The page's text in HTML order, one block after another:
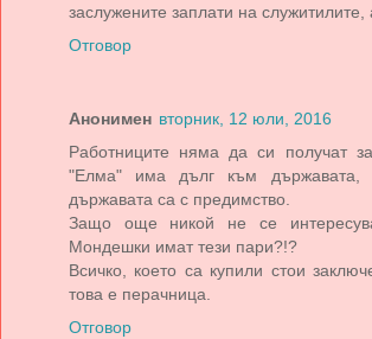
заслужените заплати на служитилите,
Отговор
Анонимен вторник, 12 юли, 2016
Работниците няма да си получат
"Елма" има дълг към държавата,
държавата са с предимство.
Защо още никой не се
Мондешки имат тези пари?!?
Всичко, което са купили стои
това е перачница.
Отговор